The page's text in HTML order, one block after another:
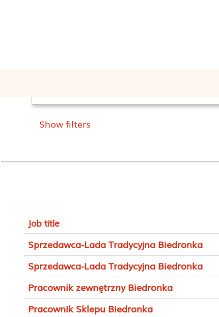
Show filters
Job title
Sprzedawca-Lada Tradycyjna Biedronka
Sprzedawca-Lada Tradycyjna Biedronka
Pracownik zewnętrzny Biedronka
Pracownik Sklepu Biedronka